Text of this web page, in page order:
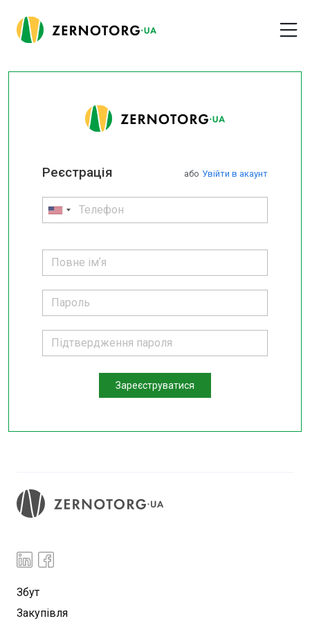
або Увійти в акаунт
Реєстрація
Зареєструватися
Збут
Закупівля